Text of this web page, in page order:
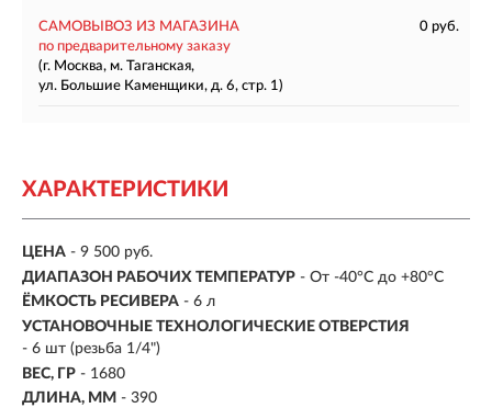
САМОВЫВОЗ ИЗ МАГАЗИНА
0 руб.
по предварительному заказу
(г. Москва, м. Таганская,
ул. Большие Каменщики, д. 6, стр. 1)
ХАРАКТЕРИСТИКИ
ЦЕНА - 9 500 руб.
ДИАПАЗОН РАБОЧИХ ТЕМПЕРАТУР - От -40°C до +80°C
ЁМКОСТЬ РЕСИВЕРА - 6 л
УСТАНОВОЧНЫЕ ТЕХНОЛОГИЧЕСКИЕ ОТВЕРСТИЯ
- 6 шт (резьба 1/4")
ВЕС, ГР - 1680
ДЛИНА, ММ - 390